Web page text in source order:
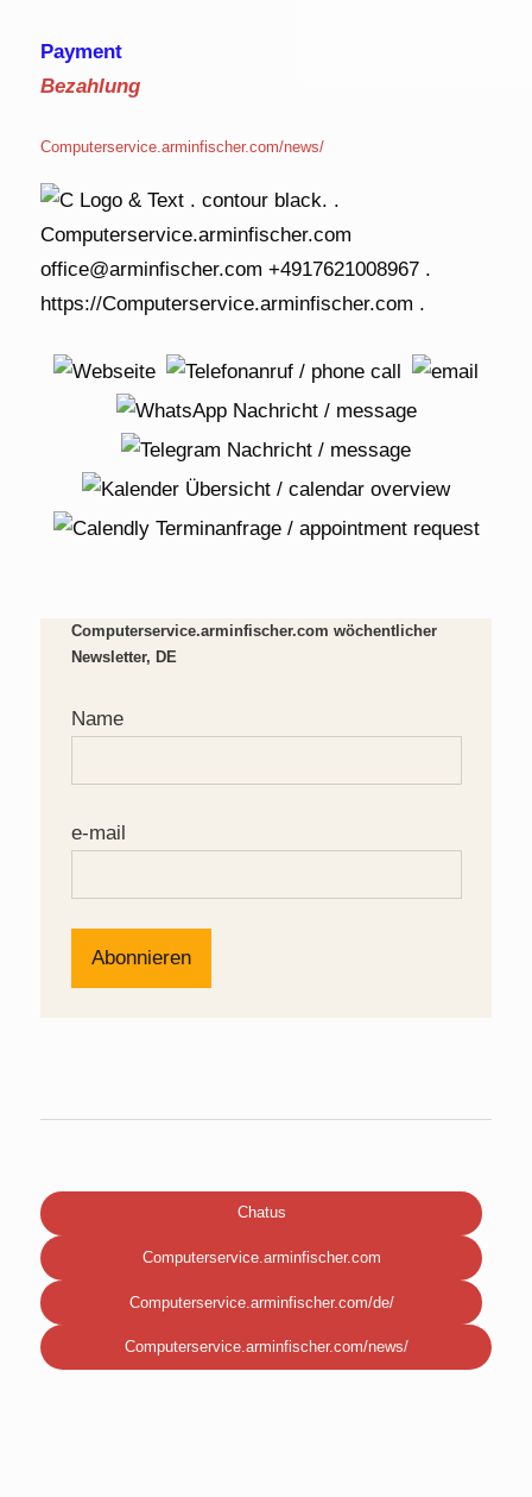
Payment
Bezahlung
Computerservice.arminfischer.com/news/
Computerservice.arminfischer.com wöchentlicher
Newsletter, DE
Name
e-mail
Chatus
Computerservice.arminfischer.com
Computerservice.arminfischer.com/de/
Computerservice.arminfischer.com/news/